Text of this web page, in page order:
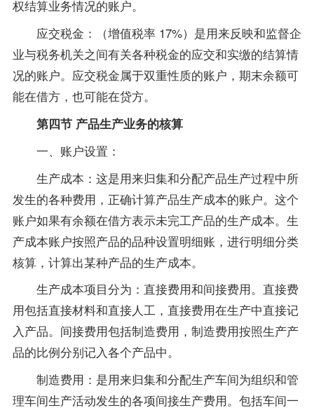
权结算业务情况的账户。
应交税金：（增值税率 17%）是用来反映和监督企
业与税务机关之间有关各种税金的应交和实缴的结算情
况的账户。应交税金属于双重性质的账户，期末余额可
能在借方，也可能在贷方。
第四节 产品生产业务的核算
一、账户设置：
生产成本：这是用来归集和分配产品生产过程中所
发生的各种费用，正确计算产品生产成本的账户。这个
账户如果有余额在借方表示未完工产品的生产成本。生
产成本账户按照产品的品种设置明细账，进行明细分类
核算，计算出某种产品的生产成本。
生产成本项目分为：直接费用和间接费用。直接费
用包括直接材料和直接人工，直接费用在生产中直接记
入产品。间接费用包括制造费用，制造费用按照生产产
品的比例分别记入各个产品中。
制造费用：是用来归集和分配生产车间为组织和管
理车间生产活动发生的各项间接生产费用。包括车间一